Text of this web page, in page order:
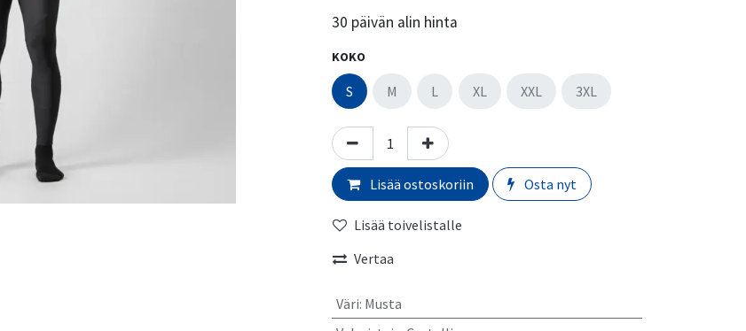
30 päivän alin hinta
KOKO
S M L XL XXL 3XL
Lisää ostoskoriin Osta nyt
Lisää toivelistalle
Vertaa
Väri: Musta